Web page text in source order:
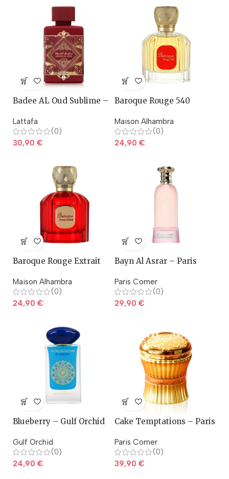
Badee AL Oud Sublime –
Lattafa
(0)
30,90 €
Baroque Rouge 540
Maison Alhambra
(0)
24,90 €
Baroque Rouge Extrait
Maison Alhambra
(0)
24,90 €
Bayn Al Asrar – Paris
Paris Corner
(0)
29,90 €
Blueberry – Gulf Orchid
Gulf Orchid
(0)
24,90 €
Cake Temptations – Paris
Paris Corner
(0)
39,90 €